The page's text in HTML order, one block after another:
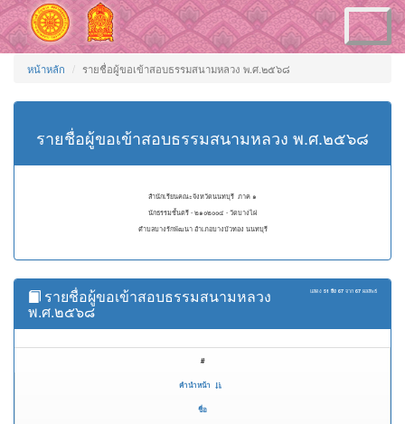
Toggle
navigation
หน้าหลัก รายชื่อผู้ขอเข้าสอบธรรมสนามหลวง พ.ศ.๒๕๖๘
รายชื่อผู้ขอเข้าสอบธรรมสนามหลวง พ.ศ.๒๕๖๘
สำนักเรียนคณะจังหวัดนนทบุรี ภาค ๑
นักธรรมชั้นตรี - ๒๑๐๒๐๐๔ - วัดบางไผ่
ตำบลบางรักพัฒนา อำเภอบางบัวทอง นนทบุรี
แสดง 51 ถึง 67 จาก 67 ผลลัพธ์
รายชื่อผู้ขอเข้าสอบธรรมสนามหลวง
พ.ศ.๒๕๖๘
#
คำนำหน้า
ชื่อ